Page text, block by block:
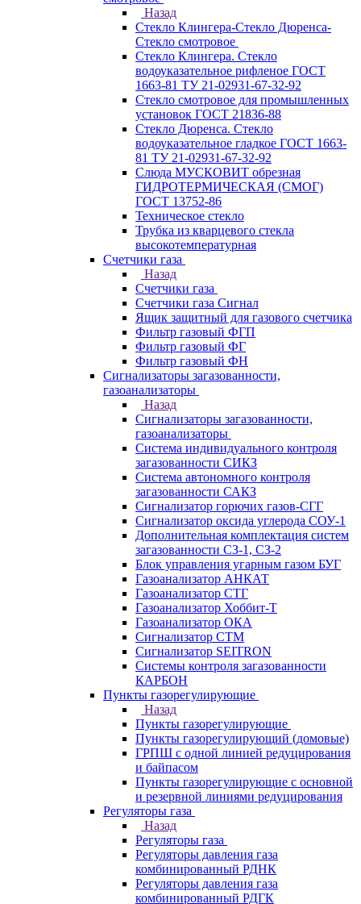
Назад
Стекло Клингера-Стекло Дюренса-
Стекло смотровое
Стекло Клингера. Стекло
водоуказательное рифленое ГОСТ
1663-81 ТУ 21-02931-67-32-92
Стекло смотровое для промышленных
установок ГОСТ 21836-88
Стекло Дюренса. Стекло
водоуказательное гладкое ГОСТ 1663-
81 ТУ 21-02931-67-32-92
Слюда МУСКОВИТ обрезная
ГИДРОТЕРМИЧЕСКАЯ (СМОГ)
ГОСТ 13752-86
Техническое стекло
Трубка из кварцевого стекла
высокотемпературная
Счетчики газа
Назад
Счетчики газа
Счетчики газа Сигнал
Ящик защитный для газового счетчика
Фильтр газовый ФГП
Фильтр газовый ФГ
Фильтр газовый ФН
Сигнализаторы загазованности,
газоанализаторы
Назад
Сигнализаторы загазованности,
газоанализаторы
Система индивидуального контроля
загазованности СИКЗ
Система автономного контроля
загазованности САКЗ
Сигнализатор горючих газов-СГГ
Сигнализатор оксида углерода СОУ-1
Дополнительная комплектация систем
загазованности СЗ-1, СЗ-2
Блок управления угарным газом БУГ
Газоанализатор АНКАТ
Газоанализатор СТГ
Газоанализатор Хоббит-Т
Газоанализатор ОКА
Сигнализатор СТМ
Сигнализатор SEITRON
Системы контроля загазованности
КАРБОН
Пункты газорегулирующие
Назад
Пункты газорегулирующие
Пункты газорегулирующий (домовые)
ГРПШ с одной линией редуцирования
и байпасом
Пункты газорегулирующие с основной
и резервной линиями редуцирования
Регуляторы газа
Назад
Регуляторы газа
Регуляторы давления газа
комбинированный РДНК
Регуляторы давления газа
комбинированный РДГК